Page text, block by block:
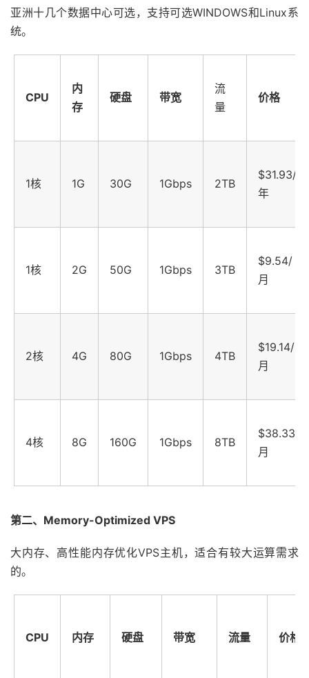
亚洲十几个数据中心可选，支持可选WINDOWS和Linux系
统。
CPU
内
存
硬盘 带宽
流
量
价格
1核 1G 30G 1Gbps 2TB
$31.93/
年
1核 2G 50G 1Gbps 3TB
$9.54/
月
2核 4G 80G 1Gbps 4TB
$19.14/
月
4核 8G 160G 1Gbps 8TB
$38.33/
月
第二、Memory-Optimized VPS
大内存、高性能内存优化VPS主机，适合有较大运算需求
的。
CPU 内存 硬盘 带宽 流量 价格